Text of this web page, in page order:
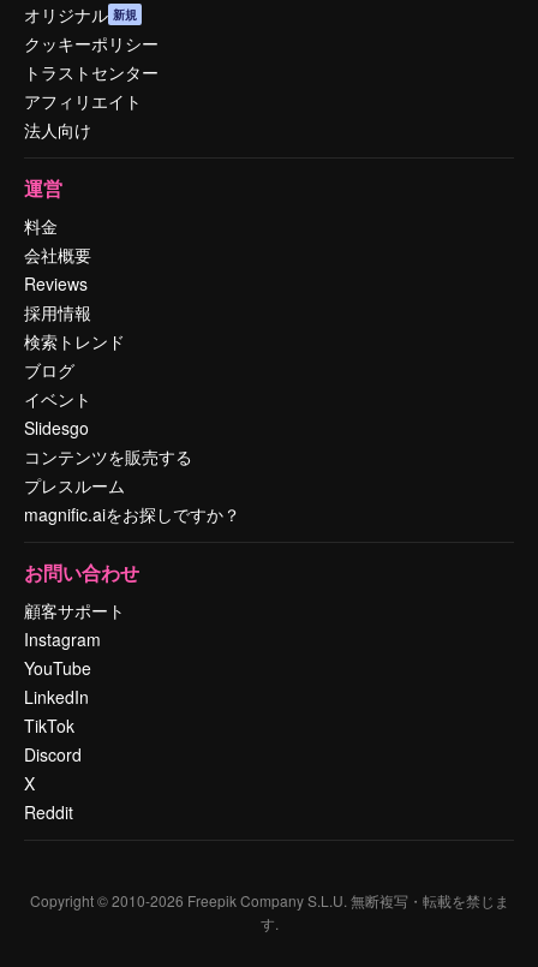
オリジナル 新規
クッキーポリシー
トラストセンター
アフィリエイト
法人向け
運営
料金
会社概要
Reviews
採用情報
検索トレンド
ブログ
イベント
Slidesgo
コンテンツを販売する
プレスルーム
magnific.aiをお探しですか？
お問い合わせ
顧客サポート
Instagram
YouTube
LinkedIn
TikTok
Discord
X
Reddit
Copyright © 2010-2026 Freepik Company S.L.U. 無断複写・転載を禁じま
す.